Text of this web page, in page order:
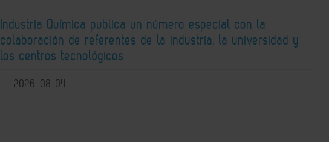
Industria Química publica un número especial con la
colaboración de referentes de la industria, la universidad y
los centros tecnológicos
2026-08-04